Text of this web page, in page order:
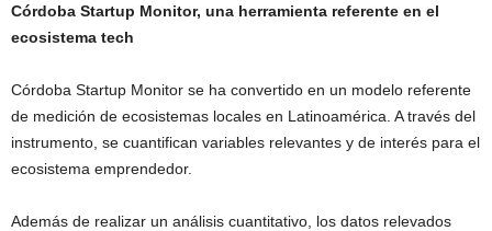
Córdoba Startup Monitor, una herramienta referente en el
ecosistema tech
Córdoba Startup Monitor se ha convertido en un modelo referente
de medición de ecosistemas locales en Latinoamérica. A través del
instrumento, se cuantifican variables relevantes y de interés para el
ecosistema emprendedor.
Además de realizar un análisis cuantitativo, los datos relevados